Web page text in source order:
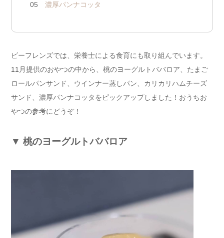
05 濃厚パンナコッタ
ビーフレンズでは、栄養士による食育にも取り組んでいます。
11月提供のおやつの中から、桃のヨーグルトババロア、たまご
ロールパンサンド、ウインナー蒸しパン、カリカリハムチーズ
サンド、濃厚パンナコッタをピックアップしました！おうちお
やつの参考にどうぞ！
▼ 桃のヨーグルトババロア